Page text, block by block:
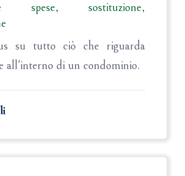
spese, sostituzione,
su tutto ciò che riguarda
all'interno di un condominio.